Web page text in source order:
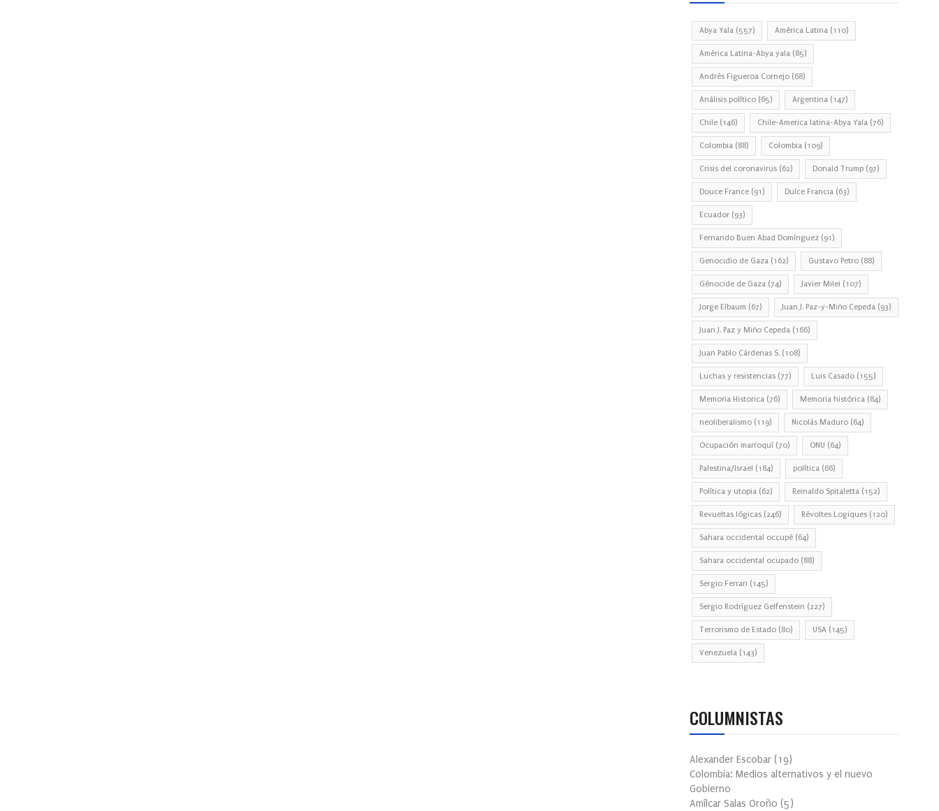
Abya Yala (557) América Latina (110)
América Latina-Abya yala (85)
Andrés Figueroa Cornejo (68)
Análisis político (65) Argentina (147)
Chile (146) Chile-America latina-Abya Yala (76)
Colombia (88) Colombia (109)
Crisis del coronavirus (62) Donald Trump (97)
Douce France (91) Dulce Francia (63)
Ecuador (93)
Fernando Buen Abad Domínguez (91)
Genocidio de Gaza (162) Gustavo Petro (88)
Génocide de Gaza (74) Javier Milei (107)
Jorge Elbaum (67) Juan J. Paz-y-Miño Cepeda (93)
Juan J. Paz y Miño Cepeda (166)
Juan Pablo Cárdenas S. (108)
Luchas y resistencias (77) Luis Casado (155)
Memoria Historica (76) Memoria histórica (84)
neoliberalismo (119) Nicolás Maduro (64)
Ocupación marroquí (70) ONU (64)
Palestina/Israel (184) política (66)
Política y utopia (62) Reinaldo Spitaletta (152)
Revueltas lógicas (246) Révoltes Logiques (120)
Sahara occidental occupé (64)
Sahara occidental ocupado (88)
Sergio Ferrari (145)
Sergio Rodríguez Gelfenstein (227)
Terrorismo de Estado (80) USA (145)
Venezuela (143)
COLUMNISTAS
Alexander Escobar (19)
Colombia: Medios alternativos y el nuevo
Gobierno
Amílcar Salas Oroño (5)